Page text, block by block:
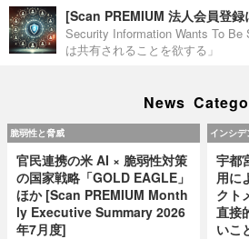
[Scan PREMIUM 法人会員登録
Security Information Wants To Be
は共有されることを欲する」
News
脆弱性と脅威
官民連携の米 AI × 脆弱性対策
の国家戦略「GOLD EAGLE」
ほか [Scan PREMIUM Month
ly Executive Summary 2026
年7月度]
インシデ
宇都
用に
クト
直接
いこ